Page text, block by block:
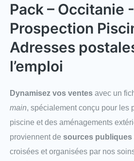
Pack – Occitanie -
Prospection
Adresses
l’emploi
Dynamisez vos ventes avec un
main, spécialement conçu pour les
piscine et des aménagements
proviennent de sources publiques
croisées et organisées par nos